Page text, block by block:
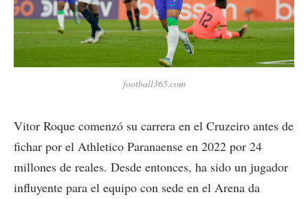
football365.com
Vitor Roque comenzó su carrera en el Cruzeiro antes de
fichar por el Athletico Paranaense en 2022 por 24
millones de reales. Desde entonces, ha sido un jugador
influyente para el equipo con sede en el Arena da